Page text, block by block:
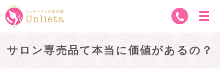
サロン専売品て本当に価値があるの？